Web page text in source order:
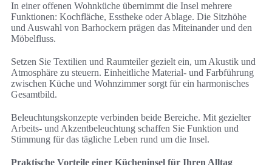
In einer offenen Wohnküche übernimmt die Insel mehrere
Funktionen: Kochfläche, Esstheke oder Ablage. Die Sitzhöhe
und Auswahl von Barhockern prägen das Miteinander und den
Möbelfluss.
Setzen Sie Textilien und Raumteiler gezielt ein, um Akustik und
Atmosphäre zu steuern. Einheitliche Material- und Farbführung
zwischen Küche und Wohnzimmer sorgt für ein harmonisches
Gesamtbild.
Beleuchtungskonzepte verbinden beide Bereiche. Mit gezielter
Arbeits- und Akzentbeleuchtung schaffen Sie Funktion und
Stimmung für das tägliche Leben rund um die Insel.
Praktische Vorteile einer Kücheninsel für Ihren Alltag